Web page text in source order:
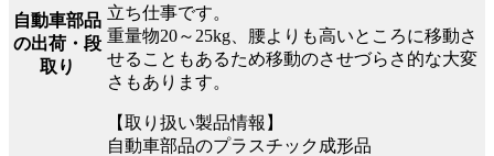
自動車部品
の出荷・段
取り
立ち仕事です。
重量物20～25kg、腰よりも高いところに移動さ
せることもあるため移動のさせづらさ的な大変
さもあります。
【取り扱い製品情報】
自動車部品のプラスチック成形品